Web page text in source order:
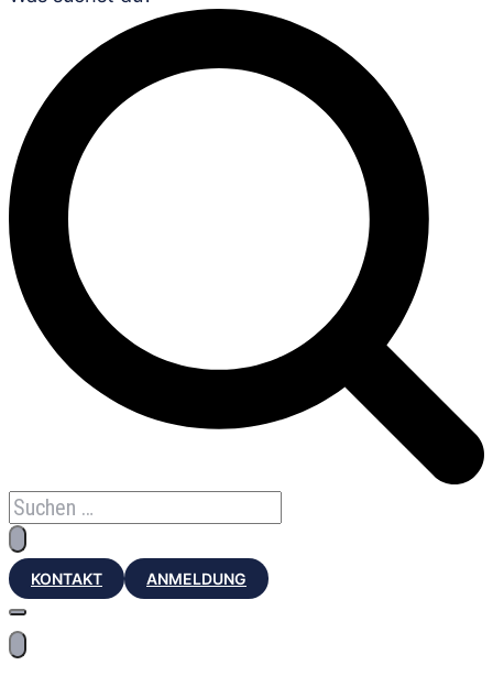
KONTAKT ANMELDUNG